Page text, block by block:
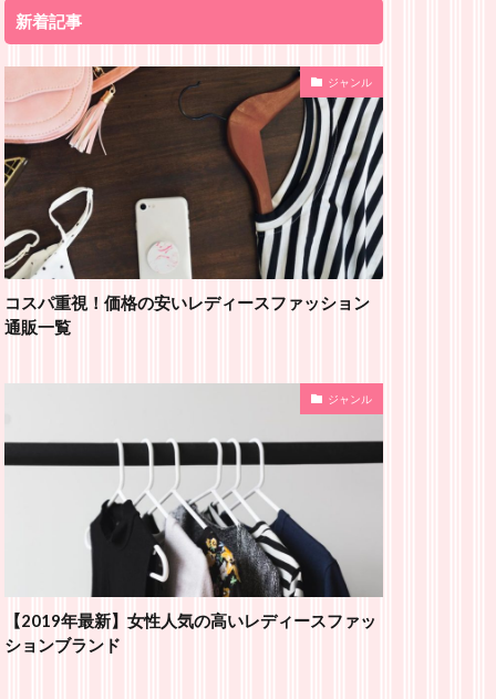
新着記事
ジャンル
コスパ重視！価格の安いレディースファッション
通販一覧
ジャンル
【2019年最新】女性人気の高いレディースファッ
ションブランド